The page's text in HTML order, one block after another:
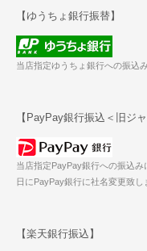
【ゆうちょ銀行振替】
当店指定ゆうちょ銀行への振込
【PayPay銀行振込＜旧ジ
当店指定PayPay銀行への振込
日にPayPay銀行に社名変更致し
【楽天銀行振込】